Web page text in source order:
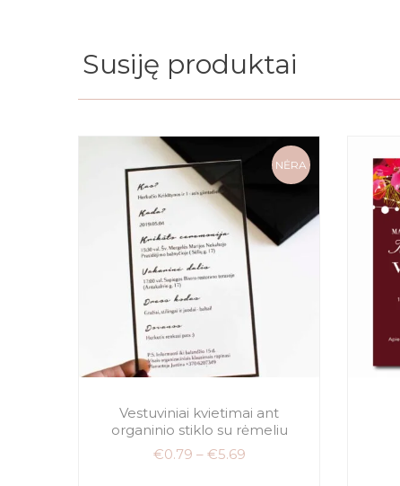
Susiję produktai
NĖRA
Vestuviniai kvietimai ant
organinio stiklo su rėmeliu
€0.79 – €5.69